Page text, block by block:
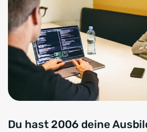
Du hast 2006 deine